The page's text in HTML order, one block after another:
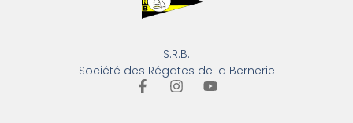
S.R.B.
Société des Régates de la Bernerie